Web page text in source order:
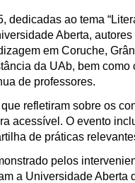
ao tema
Aberta,
em Coruche,
da UAb, bem
de professores.
refletiram sobre os
acessível. O evento
de práticas
pelos
a Universidade